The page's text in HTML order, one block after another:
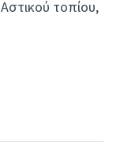
τοπίου,